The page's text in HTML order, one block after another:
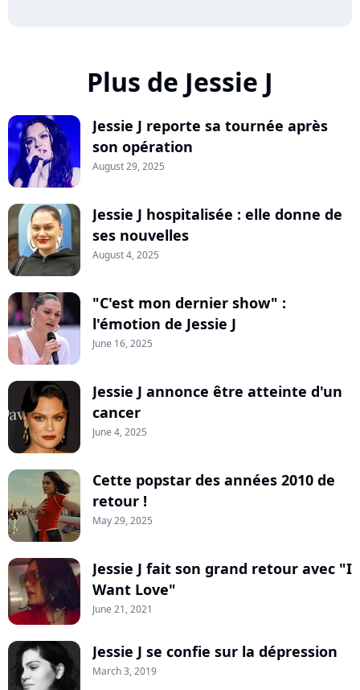
Plus de Jessie J
Jessie J reporte sa tournée après
son opération
August 29, 2025
Jessie J hospitalisée : elle donne de
ses nouvelles
August 4, 2025
"C'est mon dernier show" :
l'émotion de Jessie J
June 16, 2025
Jessie J annonce être atteinte d'un
cancer
June 4, 2025
Cette popstar des années 2010 de
retour !
May 29, 2025
Jessie J fait son grand retour avec "I
Want Love"
June 21, 2021
Jessie J se confie sur la dépression
March 3, 2019